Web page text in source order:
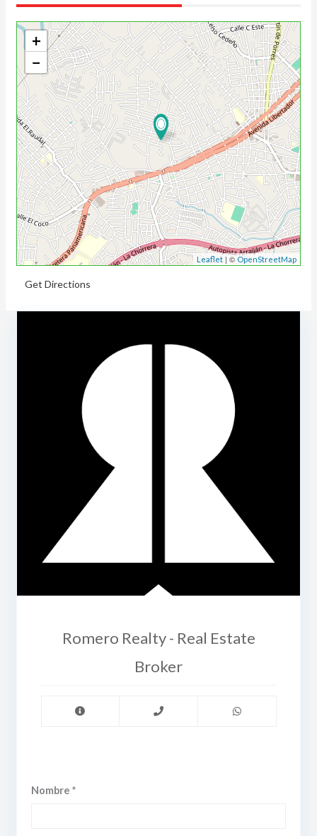
+
−
Leaflet| ©OpenStreetMap
Get Directions
Romero Realty - Real Estate
Broker
Nombre *